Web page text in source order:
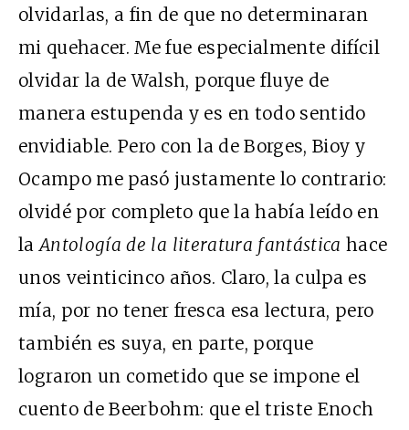
olvidarlas, a fin de que no determinaran
mi quehacer. Me fue especialmente difícil
olvidar la de Walsh, porque fluye de
manera estupenda y es en todo sentido
envidiable. Pero con la de Borges, Bioy y
Ocampo me pasó justamente lo contrario:
olvidé por completo que la había leído en
laAntología de la literatura fantástica hace
unos veinticinco años. Claro, la culpa es
mía, por no tener fresca esa lectura, pero
también es suya, en parte, porque
lograron un cometido que se impone el
cuento de Beerbohm: que el triste Enoch